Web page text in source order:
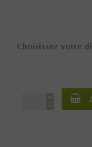
Choisissez votre